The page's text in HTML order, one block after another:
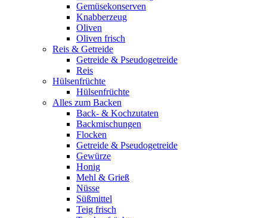
Gemüsekonserven
Knabberzeug
Oliven
Oliven frisch
Reis & Getreide
Getreide & Pseudogetreide
Reis
Hülsenfrüchte
Hülsenfrüchte
Alles zum Backen
Back- & Kochzutaten
Backmischungen
Flocken
Getreide & Pseudogetreide
Gewürze
Honig
Mehl & Grieß
Nüsse
Süßmittel
Teig frisch